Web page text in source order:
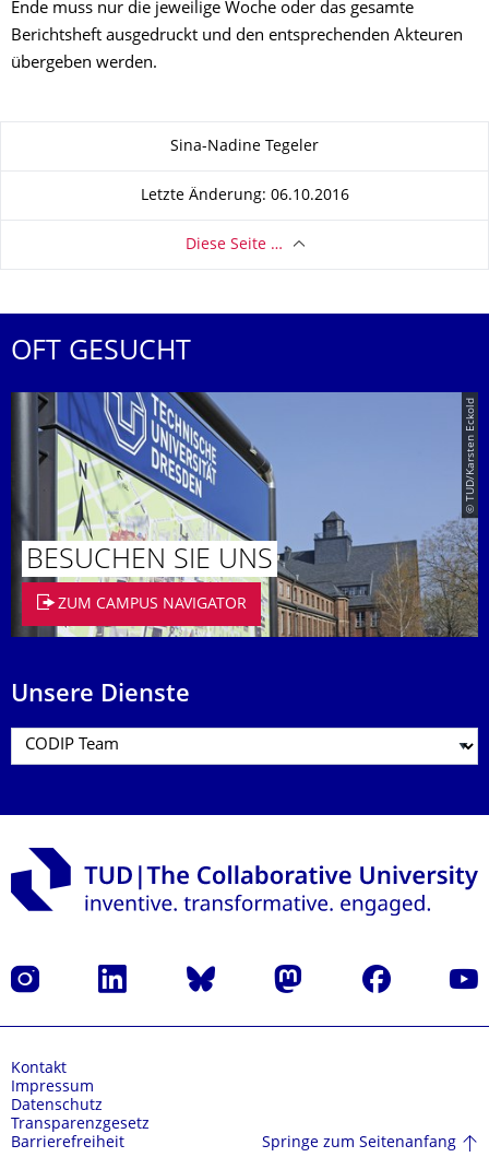
Ende muss nur die jeweilige Woche oder das gesamte
Berichtsheft ausgedruckt und den entsprechenden Akteuren
übergeben werden.
Zu dieser SeiteSina-Nadine Tegeler
Letzte Änderung: 06.10.2016
Diese Seite …
OFT GESUCHT
© TUD/Karsten Eckold
BESUCHEN SIE UNS
ZUM CAMPUS NAVIGATOR
Unsere Dienste
Instagram LinkedIn Bluesky Mastodon Facebook
Kontakt
Impressum
Datenschutz
Transparenzgesetz
Barrierefreiheit
Springe zum Seitenanfang